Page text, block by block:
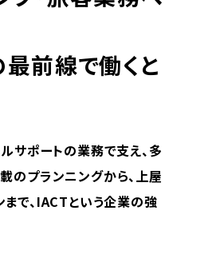
前線で働くと
サポートの業務で支え、多
のプランニングから、上屋
で、IACTという企業の強